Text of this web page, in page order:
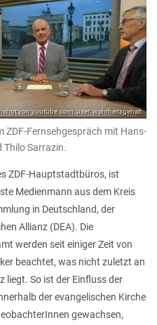
von youtube.com; user: wahrheitsgehalt
ZDF-Fernsehgespräch mit Hans-
Thilo Sarrazin.
ZDF-Hauptstadtbüros, ist
Medienmann aus dem Kreis
in Deutschland, der
Allianz (DEA). Die
werden seit einiger Zeit von
beachtet, was nicht zuletzt an
liegt. So ist der Einfluss der
der evangelischen Kirche
gewachsen,